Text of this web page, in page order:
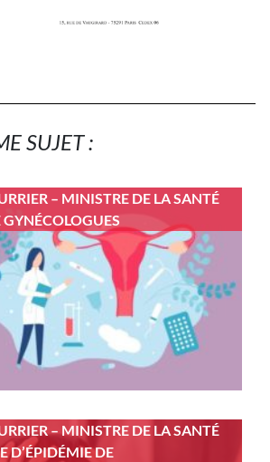
SUJET :
– MINISTRE DE LA SANTÉ
GYNÉCOLOGUES
– MINISTRE DE LA SANTÉ
D’ÉPIDÉMIE DE